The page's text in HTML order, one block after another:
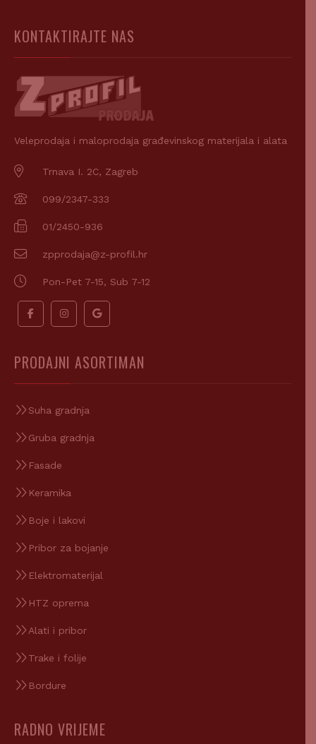
KONTAKTIRAJTE NAS
Veleprodaja i maloprodaja građevinskog materijala i alata
Trnava I. 2C, Zagreb
099/2347-333
01/2450-936
zpprodaja@z-profil.hr
Pon-Pet 7-15, Sub 7-12
PRODAJNI ASORTIMAN
Suha gradnja
Gruba gradnja
Fasade
Keramika
Boje i lakovi
Pribor za bojanje
Elektromaterijal
HTZ oprema
Alati i pribor
Trake i folije
Bordure
RADNO VRIJEME